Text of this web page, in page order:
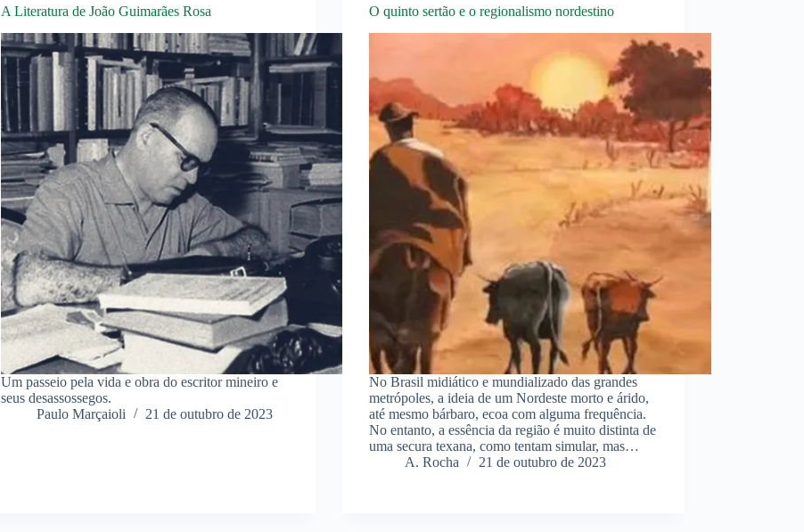
A Literatura de João Guimarães Rosa
Um passeio pela vida e obra do escritor mineiro e
seus desassossegos.
Paulo Marçaioli
21 de outubro de 2023
O quinto sertão e o regionalismo nordestino
No Brasil midiático e mundializado das grandes
metrópoles, a ideia de um Nordeste morto e árido,
até mesmo bárbaro, ecoa com alguma frequência.
No entanto, a essência da região é muito distinta de
uma secura texana, como tentam simular, mas…
A. Rocha
21 de outubro de 2023